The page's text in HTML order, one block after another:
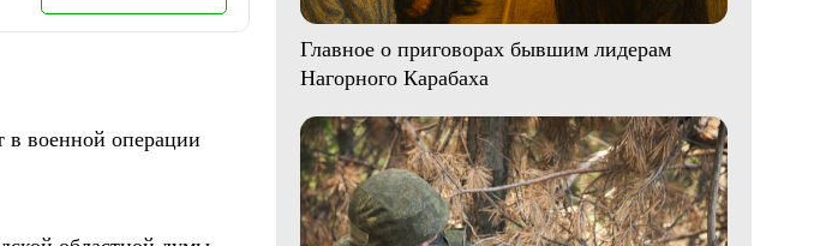
военной операции
Главное о приговорах бывшим лидерам
Нагорного Карабаха